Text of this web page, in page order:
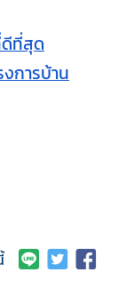
ดีที่สุด
การบ้าน